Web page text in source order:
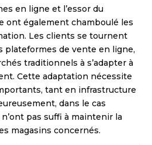
en ligne et l’essor du
ont également chamboulé les
Les clients se tournent
plateformes de vente en ligne,
traditionnels à s’adapter à
Cette adaptation nécessite
tant en infrastructure
dans le cas
pas suffi à maintenir la
magasins concernés.